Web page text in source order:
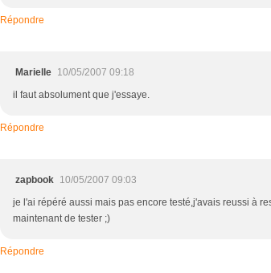
Répondre
Marielle 10/05/2007 09:18
il faut absolument que j'essaye.
Répondre
zapbook 10/05/2007 09:03
je l'ai répéré aussi mais pas encore testé,j'avais reussi à
maintenant de tester ;)
Répondre